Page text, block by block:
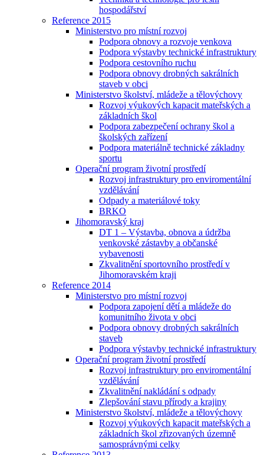
hospodářství
Reference 2015
Ministerstvo pro místní rozvoj
Podpora obnovy a rozvoje venkova
Podpora výstavby technické infrastruktury
Podpora cestovního ruchu
Podpora obnovy drobných sakrálních
staveb v obci
Ministerstvo školství, mládeže a tělovýchovy
Rozvoj výukových kapacit mateřských a
základních škol
Podpora zabezpečení ochrany škol a
školských zařízení
Podpora materiálně technické základny
sportu
Operační program životní prostředí
Rozvoj infrastruktury pro enviromentální
vzdělávání
Odpady a materiálové toky
BRKO
Jihomoravský kraj
DT 1 – Výstavba, obnova a údržba
venkovské zástavby a občanské
vybavenosti
Zkvalitnění sportovního prostředí v
Jihomoravském kraji
Reference 2014
Ministerstvo pro místní rozvoj
Podpora zapojení dětí a mládeže do
komunitního života v obci
Podpora obnovy drobných sakrálních
staveb
Podpora výstavby technické infrastruktury
Operační program životní prostředí
Rozvoj infrastruktury pro enviromentální
vzdělávání
Zkvalitnění nakládání s odpady
Zlepšování stavu přírody a krajiny
Ministerstvo školství, mládeže a tělovýchovy
Rozvoj výukových kapacit mateřských a
základních škol zřizovaných územně
samosprávnými celky